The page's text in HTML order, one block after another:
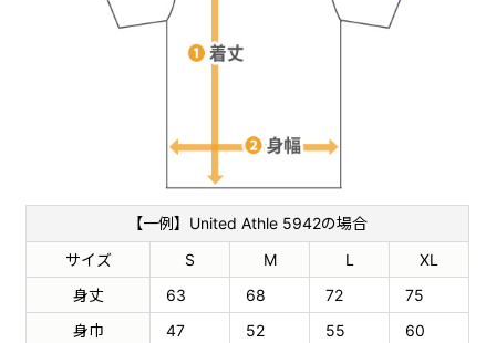
【一例】United Athle 5942の場合
サイズ
S M L
XL
身丈
63 68 72
75
身巾
47 52 55
60